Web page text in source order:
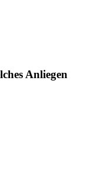
Anliegen